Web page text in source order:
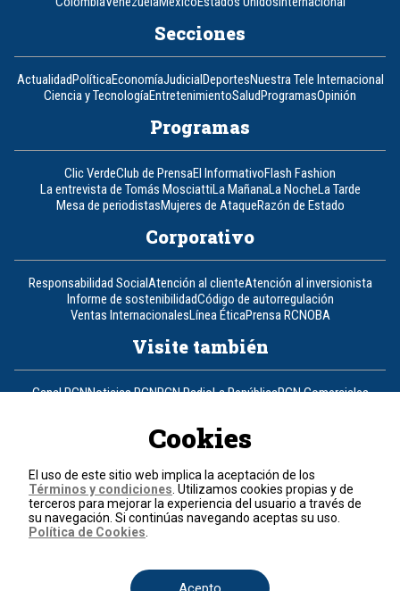
Secciones
ActualidadPolíticaEconomíaJudicialDeportesNuestra Tele Internacional
Ciencia y TecnologíaEntretenimientoSaludProgramasOpinión
Programas
Clic VerdeClub de PrensaEl InformativoFlash Fashion
La entrevista de Tomás MosciattiLa MañanaLa NocheLa Tarde
Mesa de periodistasMujeres de AtaqueRazón de Estado
Corporativo
Responsabilidad SocialAtención al clienteAtención al inversionista
Informe de sostenibilidadCódigo de autorregulación
Ventas InternacionalesLínea ÉticaPrensa RCNOBA
Visite también
Canal RCNNoticias RCNRCN RadioLa RepúblicaRCN Comerciales
Un producto de RCN Televisión
Contáctenos
Teléfono+57 (601) 426 92 92
Términos y condiciones
Cookies
El uso de este sitio web implica la aceptación de los
Términos y condiciones . Utilizamos cookies propias y de
terceros para mejorar la experiencia del usuario a través de
su navegación. Si continúas navegando aceptas su uso.
Política de Cookies